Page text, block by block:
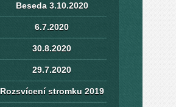
Beseda 3.10.2020
6.7.2020
30.8.2020
29.7.2020
Rozsvícení stromku 2019